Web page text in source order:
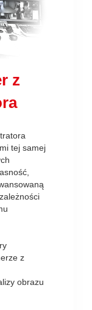
z
tej samej
z
obrazu